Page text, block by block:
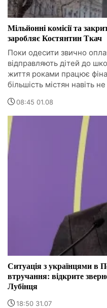
Мільйонні комісії та
заробляє Костянтин Ткач
Поки одесити звично
відправляють дітей до
життя роками працює
більшість містян навіть
08:45 01.08
Ситуація з українцями в
втручання: відкрите
Лубінця
18:50 31.07